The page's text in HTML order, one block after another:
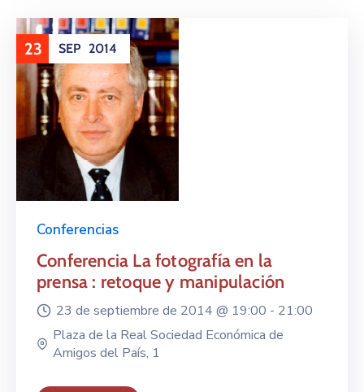
23 SEP 2014
Conferencias
Conferencia La fotografía en la
prensa : retoque y manipulación
23 de septiembre de 2014 @ 19:00 - 21:00
Plaza de la Real Sociedad Económica de
Amigos del País, 1